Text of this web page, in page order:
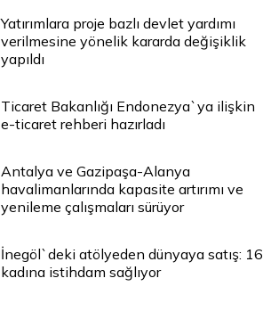
Yatırımlara proje bazlı devlet yardımı
verilmesine yönelik kararda değişiklik
yapıldı
Ticaret Bakanlığı Endonezya`ya ilişkin
e-ticaret rehberi hazırladı
Antalya ve Gazipaşa-Alanya
havalimanlarında kapasite artırımı ve
yenileme çalışmaları sürüyor
İnegöl`deki atölyeden dünyaya satış: 16
kadına istihdam sağlıyor